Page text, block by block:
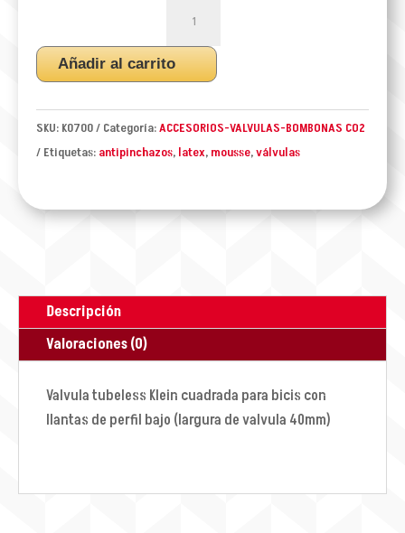
TUBELESS
KLEIN
CUADRADA
cantidad
Añadir al carrito
SKU: K0700 Categoría:ACCESORIOS-VALVULAS-BOMBONAS CO2
Etiquetas: antipinchazos, latex, mousse,válvulas
Descripción
Valoraciones (0)
Valvula tubeless Klein cuadrada para bicis con
llantas de perfil bajo (largura de valvula 40mm)